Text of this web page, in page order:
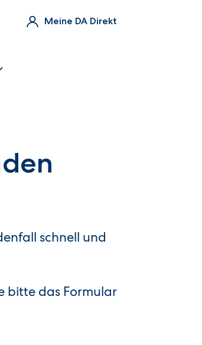
Meine DA Direkt
schnell und
bitte das Formular